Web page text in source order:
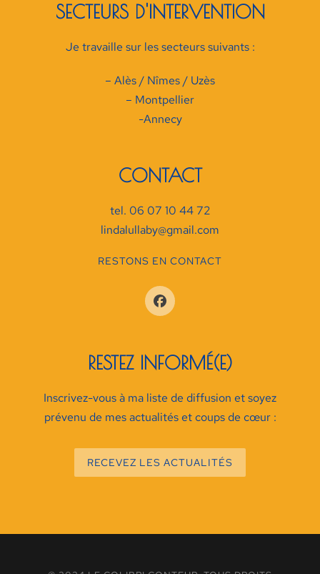
SECTEURS D'INTERVENTION
Je travaille sur les secteurs suivants :
– Alès / Nîmes / Uzès
– Montpellier
-Annecy
CONTACT
tel. 06 07 10 44 72
lindalullaby@gmail.com
RESTONS EN CONTACT
RESTEZ INFORMÉ(E)
Inscrivez-vous à ma liste de diffusion et soyez
prévenu de mes actualités et coups de cœur :
RECEVEZ LES ACTUALITÉS